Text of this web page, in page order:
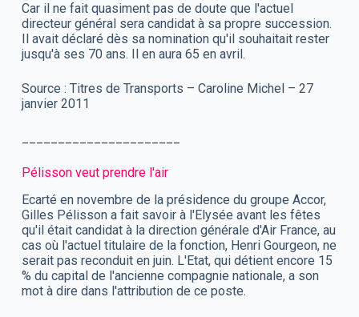
Car il ne fait quasiment pas de doute que l'actuel
directeur général sera candidat à sa propre succession.
Il avait déclaré dès sa nomination qu'il souhaitait rester
jusqu'à ses 70 ans. Il en aura 65 en avril.
Source : Titres de Transports – Caroline Michel – 27
janvier 2011
Pélisson veut prendre l'air
Ecarté en novembre de la présidence du groupe Accor,
Gilles Pélisson a fait savoir à l'Elysée avant les fêtes
qu'il était candidat à la direction générale d'Air France, au
cas où l'actuel titulaire de la fonction, Henri Gourgeon, ne
serait pas reconduit en juin. L'Etat, qui détient encore 15
% du capital de l'ancienne compagnie nationale, a son
mot à dire dans l'attribution de ce poste.